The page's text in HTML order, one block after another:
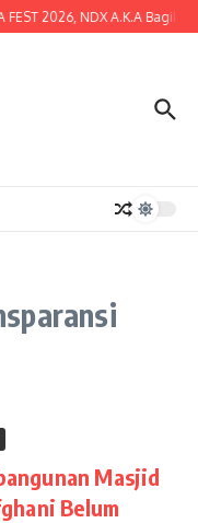
FEST 2026, NDX A.K.A
Masjid
Belum